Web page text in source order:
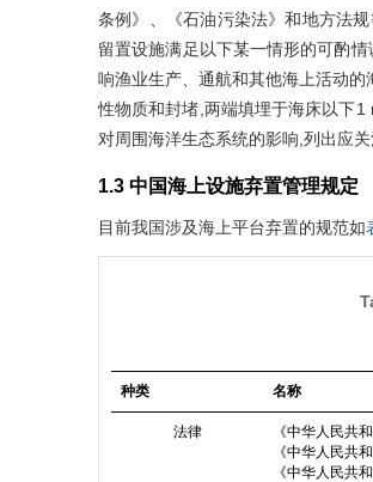
条例》、《石油污染法》和地方法
留置设施满足以下某一情形的可酌
响渔业生产、通航和其他海上活动
性物质和封堵,两端填埋于海床以下
对周围海洋生态系统的影响,列出应关
1.3 中国海上设施弃置管理规定
目前我国涉及海上平台弃置的规范如
种类 名称
法律
《中华人民共
《中华人民共
《中华人民共